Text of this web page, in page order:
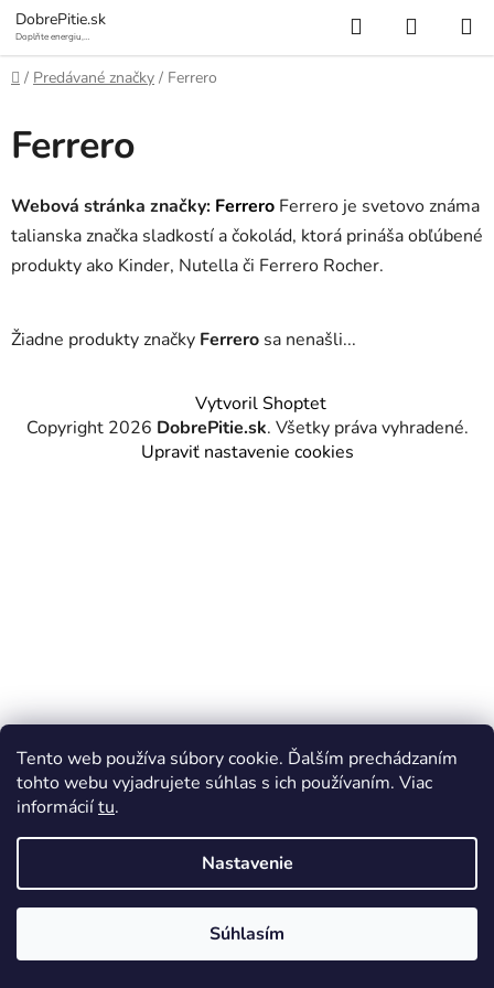
Tento web používa súbory cookie. Ďalším prechádzaním
tohto webu vyjadrujete súhlas s ich používaním. Viac
informáciítu.
Nastavenie
Súhlasím
Prejsť
na
obsah
DobrePitie.sk
Doplňte energiu,
Hľadať
KOŠÍK
Domov
/ Predávané značky / Ferrero
Ferrero
Webová stránka značky: Ferrero Ferrero je svetovo známa
talianska značka sladkostí a čokolád, ktorá prináša obľúbené
produkty ako Kinder, Nutella či Ferrero Rocher.
Žiadne produkty značky Ferrero sa nenašli...
Vytvoril Shoptet
Copyright 2026 DobrePitie.sk. Všetky práva vyhradené.
Upraviť nastavenie cookies